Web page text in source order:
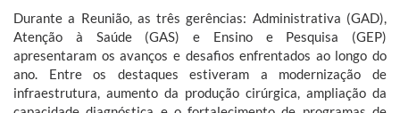
Durante a Reunião, as três gerências: Administrativa (GAD),
Atenção à Saúde (GAS) e Ensino e Pesquisa (GEP)
apresentaram os avanços e desafios enfrentados ao longo do
ano. Entre os destaques estiveram a modernização de
infraestrutura, aumento da produção cirúrgica, ampliação da